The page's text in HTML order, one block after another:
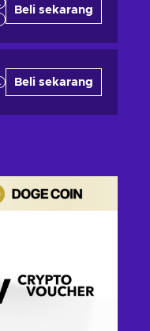
Beli sekarang
Beli sekarang